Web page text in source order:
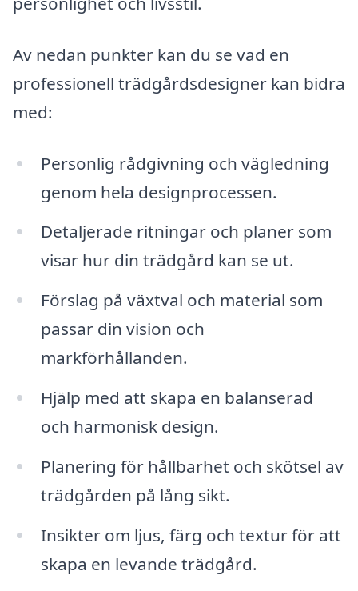
Av nedan punkter kan du se vad en
professionell trädgårdsdesigner kan bidra
med:
Personlig rådgivning och vägledning
genom hela designprocessen.
Detaljerade ritningar och planer som
visar hur din trädgård kan se ut.
Förslag på växtval och material som
passar din vision och
markförhållanden.
Hjälp med att skapa en balanserad
och harmonisk design.
Planering för hållbarhet och skötsel av
trädgården på lång sikt.
Insikter om ljus, färg och textur för att
skapa en levande trädgård.